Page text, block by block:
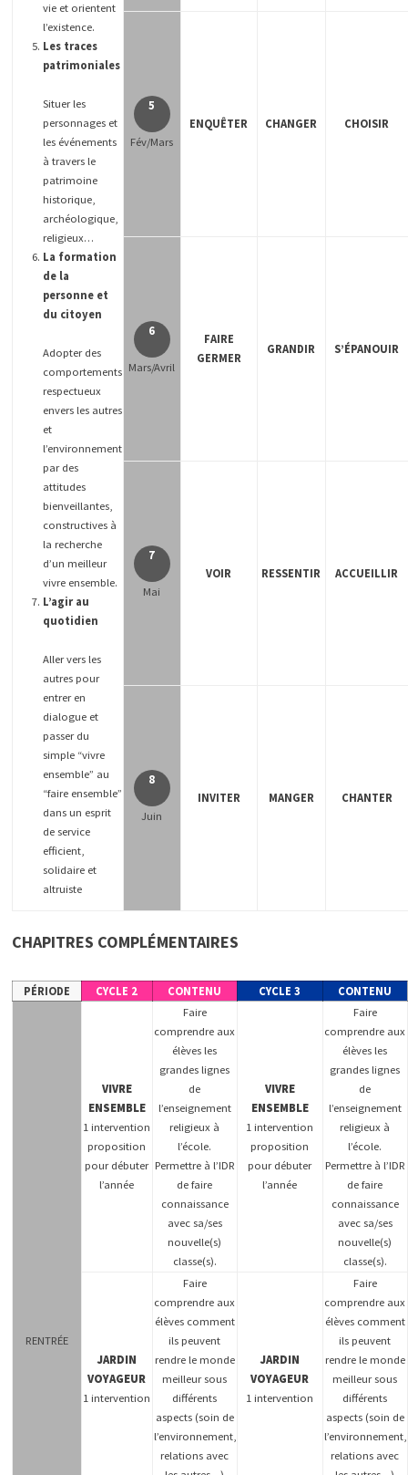
vie et orientent
l’existence.
Les traces
patrimoniales
Situer les
personnages et
les événements
à travers le
patrimoine
historique,
archéologique,
religieux…
La formation
de la
personne et
du citoyen
Adopter des
comportements
respectueux
envers les autres
et
l’environnement
par des
attitudes
bienveillantes,
constructives à
la recherche
d’un meilleur
vivre ensemble.
L’agir au
quotidien
Aller vers les
autres pour
entrer en
dialogue et
passer du
simple “vivre
ensemble” au
“faire ensemble”
dans un esprit
de service
efficient,
solidaire et
altruiste
5
Fév/Mars
ENQUÊTER CHANGER CHOISIR
6
Mars/Avril
FAIRE
GERMER
GRANDIR S’ÉPANOUIR
7
Mai
VOIR RESSENTIR ACCUEILLIR
8
Juin
INVITER MANGER CHANTER
CHAPITRES COMPLÉMENTAIRES
PÉRIODE CYCLE 2 CONTENU CYCLE 3 CONTENU
RENTRÉE
VIVRE
ENSEMBLE
1 intervention
proposition
pour débuter
l’année
Faire
comprendre aux
élèves les
grandes lignes
de
l’enseignement
religieux à
l’école.
Permettre à l’IDR
de faire
connaissance
avec sa/ses
nouvelle(s)
classe(s).
VIVRE
ENSEMBLE
1 intervention
proposition
pour débuter
l’année
Faire
comprendre aux
élèves les
grandes lignes
de
l’enseignement
religieux à
l’école.
Permettre à l’IDR
de faire
connaissance
avec sa/ses
nouvelle(s)
classe(s).
JARDIN
VOYAGEUR
1 intervention
Faire
comprendre aux
élèves comment
ils peuvent
rendre le monde
meilleur sous
différents
aspects (soin de
l’environnement,
relations avec
JARDIN
VOYAGEUR
1 intervention
Faire
comprendre aux
élèves comment
ils peuvent
rendre le monde
meilleur sous
différents
aspects (soin de
l’environnement,
relations avec